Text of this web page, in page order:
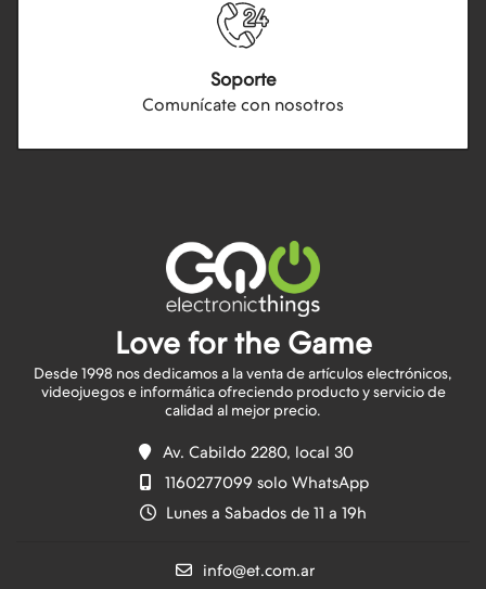
Soporte
Comunícate con nosotros
Love for the Game
Desde 1998 nos dedicamos a la venta de artículos electrónicos,
videojuegos e informática ofreciendo producto y servicio de
Av. Cabildo 2280, local 30
1160277099 solo WhatsApp
Lunes a Sabados de 11 a 19h
info@et.com.ar